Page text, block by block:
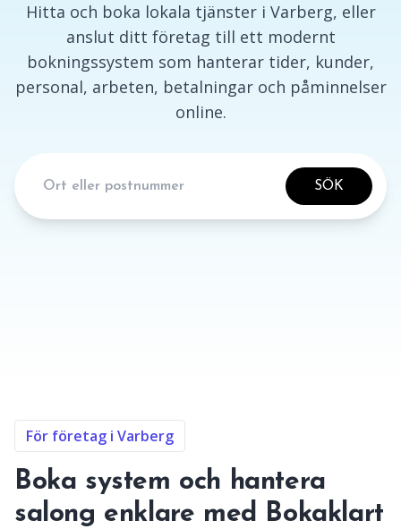
Hitta och boka lokala tjänster i Varberg, eller
anslut ditt företag till ett modernt
bokningssystem som hanterar tider, kunder,
personal, arbeten, betalningar och påminnelser
online.
SÖK
För företag i Varberg
Boka system och hantera
salong enklare med Bokaklart